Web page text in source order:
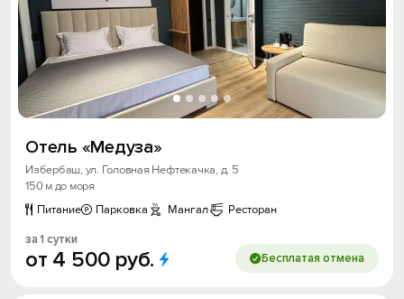
Отель «Медуза»
Избербаш, ул. Головная Нефтекачка, д. 5
150 м до моря
Питание
Парковка Мангал Ресторан
за 1 сутки
от 4 500 руб. Бесплатая отмена